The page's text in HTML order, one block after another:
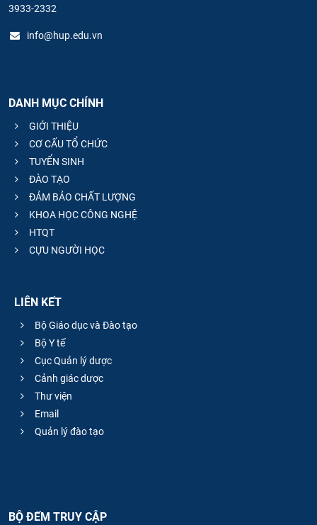
3933-2332
info@hup.edu.vn
DANH MỤC CHÍNH
GIỚI THIỆU
CƠ CẤU TỔ CHỨC
TUYỂN SINH
ĐÀO TẠO
ĐẢM BẢO CHẤT LƯỢNG
KHOA HỌC CÔNG NGHỆ
HTQT
CỰU NGƯỜI HỌC
LIÊN KẾT
Bộ Giáo dục và Đào tạo
Bộ Y tế
Cục Quản lý dược
Cảnh giác dược
Thư viện
Email
Quản lý đào tạo
BỘ ĐẾM TRUY CẬP